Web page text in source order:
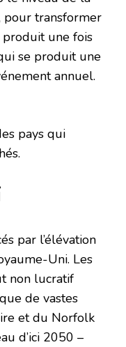
pour transformer
une fois
se produit une
annuel.
pays qui
par l’élévation
Uni. Les
non lucratif
de vastes
et du Norfolk
d’ici 2050 –